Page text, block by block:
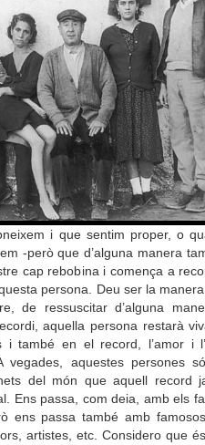
i que sentim proper, o
-però que d’alguna manera
cap rebobina i comença a
persona. Deu ser la
de ressuscitar d’alguna
aquella persona restarà
i també en el record, l’amor i
vegades, aquestes persones
del món que aquell record
Ens passa, com deia, amb els
ens passa també amb
artistes, etc. Considero que